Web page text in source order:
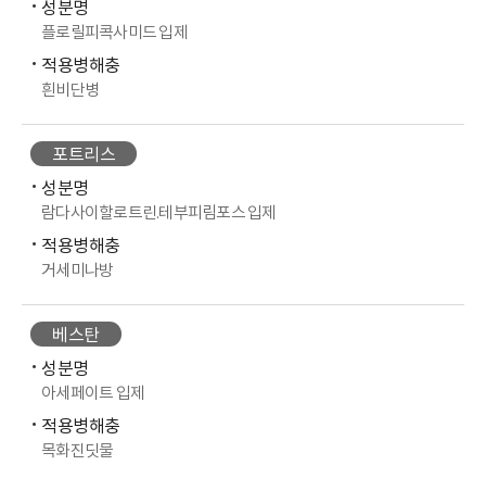
성분명
플로릴피콕사미드 입제
적용병해충
흰비단병
포트리스
성분명
람다사이할로트린.테부피림포스 입제
적용병해충
거세미나방
베스탄
성분명
아세페이트 입제
적용병해충
목화진딧물